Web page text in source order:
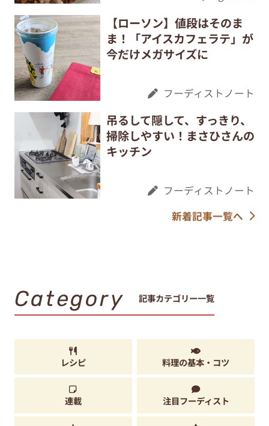
【ローソン】値段はそのま
ま！「アイスカフェラテ」が
今だけメガサイズに
フーディストノート
吊るして隠して、すっきり、
掃除しやすい！まさひさんの
キッチン
フーディストノート
新着記事一覧へ
Category 記事カテゴリー一覧
レシピ 料理の基本・コツ
連載 注目フーディスト